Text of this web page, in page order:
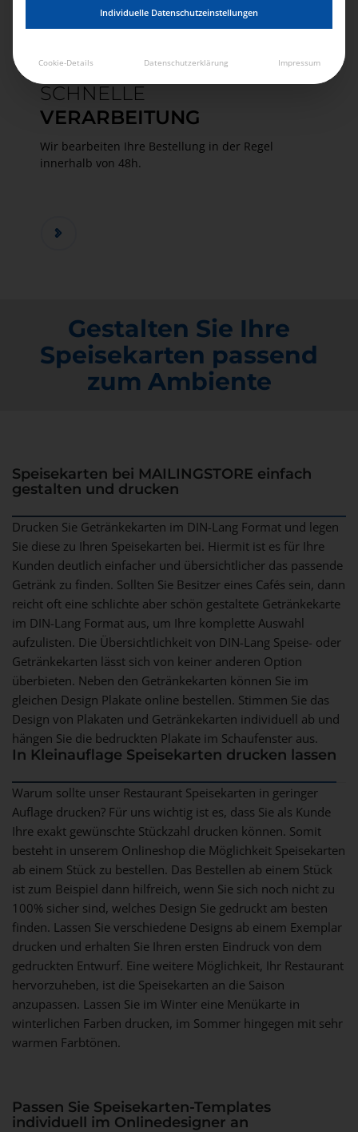
SCHNELLE
VERARBEITUNG
Wir bearbeiten Ihre Bestellung in der Regel
innerhalb von 48h.
Gestalten Sie Ihre
Speisekarten passend
zum Ambiente
Speisekarten bei MAILINGSTORE einfach
gestalten und drucken
Drucken Sie Getränkekarten im DIN-Lang Format und legen
Sie diese zu Ihren Speisekarten bei. Hiermit ist es für Ihre
Kunden deutlich einfacher und übersichtlicher das passende
Getränk zu finden. Sollten Sie Besitzer eines Cafés sein, dann
reicht oft eine schlichte aber schön gestaltete Getränkekarte
im DIN-Lang Format aus, um Ihre komplette Auswahl
aufzulisten. Die Übersichtlichkeit von DIN-Lang Speise- oder
Getränkekarten lässt sich von keiner anderen Option
überbieten. Neben den Getränkekarten können Sie im
gleichen Design Plakate online bestellen. Stimmen Sie das
Design von Plakaten und Getränkekarten individuell ab und
hängen Sie die bedruckten Plakate im Schaufenster aus.
In Kleinauflage Speisekarten drucken lassen
Warum sollte unser Restaurant Speisekarten in geringer
Auflage drucken? Für uns wichtig ist es, dass Sie als Kunde
Ihre exakt gewünschte Stückzahl drucken können. Somit
besteht in unserem Onlineshop die Möglichkeit Speisekarten
ab einem Stück zu bestellen. Das Bestellen ab einem Stück
ist zum Beispiel dann hilfreich, wenn Sie sich noch nicht zu
100% sicher sind, welches Design Sie gedruckt am besten
finden. Lassen Sie verschiedene Designs ab einem Exemplar
drucken und erhalten Sie Ihren ersten Eindruck von dem
gedruckten Entwurf. Eine weitere Möglichkeit, Ihr Restaurant
hervorzuheben, ist die Speisekarten an die Saison
anzupassen. Lassen Sie im Winter eine Menükarte in
winterlichen Farben drucken, im Sommer hingegen mit sehr
warmen Farbtönen.
Passen Sie Speisekarten-Templates
individuell im Onlinedesigner an
Individuelle Datenschutzeinstellungen
Cookie-Details Datenschutzerklärung Impressum